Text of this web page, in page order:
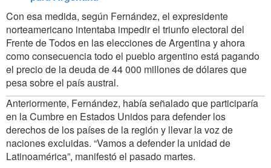
Con esa medida, según Fernández, el expresidente
norteamericano intentaba impedir el triunfo electoral del
Frente de Todos en las elecciones de Argentina y ahora
como consecuencia todo el pueblo argentino está pagando
el precio de la deuda de 44 000 millones de dólares que
pesa sobre el país austral.
Anteriormente, Fernández, había señalado que participaría
en la Cumbre en Estados Unidos para defender los
derechos de los países de la región y llevar la voz de
naciones excluidas. “Vamos a defender la unidad de
Latinoamérica”, manifestó el pasado martes.